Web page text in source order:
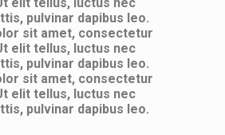
pulvinar dapibus leo.
sit amet, consectetur
elit tellus, luctus nec
pulvinar dapibus leo.
sit amet, consectetur
elit tellus, luctus nec
pulvinar dapibus leo.